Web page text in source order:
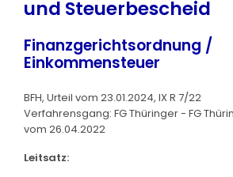
und Steuerbescheid
Finanzgerichtsordnung /
Einkommensteuer
BFH, Urteil vom 23.01.2024, IX R 7/22
Verfahrensgang: FG Thüringer - FG
vom 26.04.2022
Leitsatz: